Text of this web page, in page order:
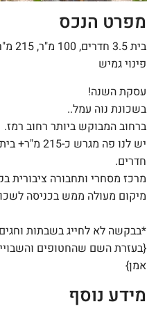
מפרט הנכס
בית 3.5 חדרים, 100 מ"ר, 215 מ"ר מגרש, יש חניה
פינוי גמיש
עסקת השנה!
בשכונת נוה עמל..
ברחוב המבוקש ביותר רחוב רמז.
חדרים.
מרכז מסחרי ותחבורה ציבורית
מיקום מעולה ממש בכניסה
*בבקשה לא לחייג בשבתות
{בעזרת השם שהחטופים
אמן}
מידע נוסף